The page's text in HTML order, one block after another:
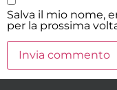
Salva il mio nome,
per la prossima